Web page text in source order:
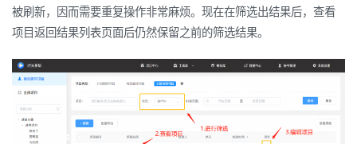
被刷新，因而需要重复操作非常麻烦。现在在筛选出结果后，查看
项目返回结果列表页面后仍然保留之前的筛选结果。